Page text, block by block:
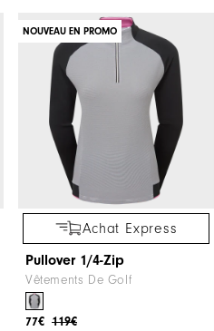
NOUVEAU EN PROMO
Achat Express
Pullover 1/4-Zip
Vêtements De Golf
119€
77€